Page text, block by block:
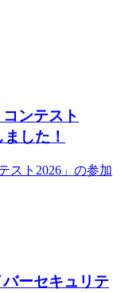
ンテスト
した！
スト2026」の参加
ーセキュリテ